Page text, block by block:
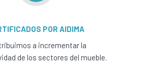
POR AIDIMA
a incrementar la
de los sectores del mueble.